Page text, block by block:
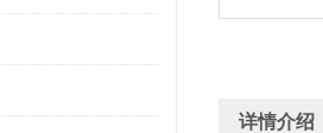
详情介绍